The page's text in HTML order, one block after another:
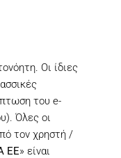
Οι ίδιες
του e-
Όλες οι
τον χρηστή /
ΕΕ» είναι